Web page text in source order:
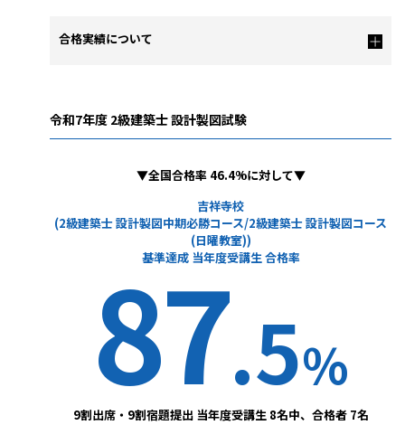
合格実績について
令和7年度 2級建築士 設計製図試験
▼全国合格率 46.4%に対して▼
吉祥寺校
(2級建築士 設計製図中期必勝コース/2級建築士 設計製図コース
(日曜教室))
基準達成 当年度受講生 合格率
87.5%
9割出席・9割宿題提出 当年度受講生 8名中、合格者 7名